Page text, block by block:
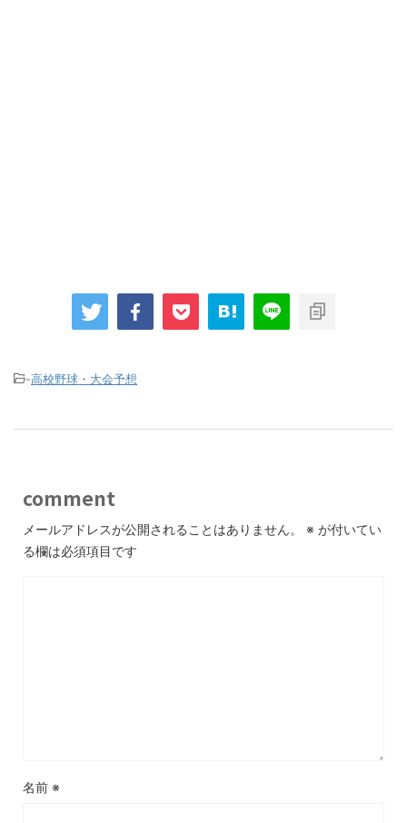
-高校野球・大会予想
comment
メールアドレスが公開されることはありません。 ※ が付いてい
る欄は必須項目です
名前 ※